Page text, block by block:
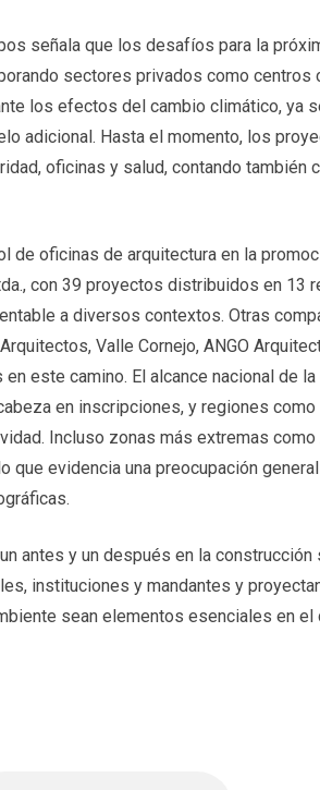
señala que los desafíos para la
sectores privados como centros
los efectos del cambio climático, ya
adicional. Hasta el momento, los
oficinas y salud, contando también
de oficinas de arquitectura en la
con 39 proyectos distribuidos en 13
a diversos contextos. Otras
Valle Cornejo, ANGO
este camino. El alcance nacional de
en inscripciones, y regiones
Incluso zonas más extremas como
que evidencia una preocupación
antes y un después en la
instituciones y mandantes y
sean elementos esenciales en el